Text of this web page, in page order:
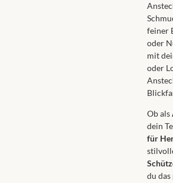
feiner
oder
mit
oder
Ob als
dein
für
du